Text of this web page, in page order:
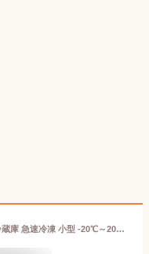
Alpicool 車載冷蔵庫 9L ポータブル冷蔵庫 急速冷凍 小型 -20℃～20℃ 45W省エネ 静音 3WAY電源対応 DC12V/24V AC100V 車載冷蔵冷凍庫 車載家庭両用 固定用穴付き トラック 車中泊 キャンプ アウトドア 現場 日本語説明書 NL9